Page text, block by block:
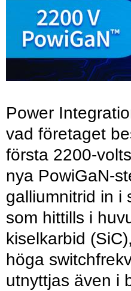
Power
vad företaget
första 2200-
nya PowiGaN-
galliumnitrid in i
som hittills i
kiselkarbid
höga
utnyttjas även i